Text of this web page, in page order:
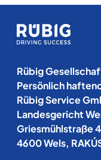
Rübig
Persönlich
Rübig Service
Landesgericht
Griesmühlstraße
4600 Wels,